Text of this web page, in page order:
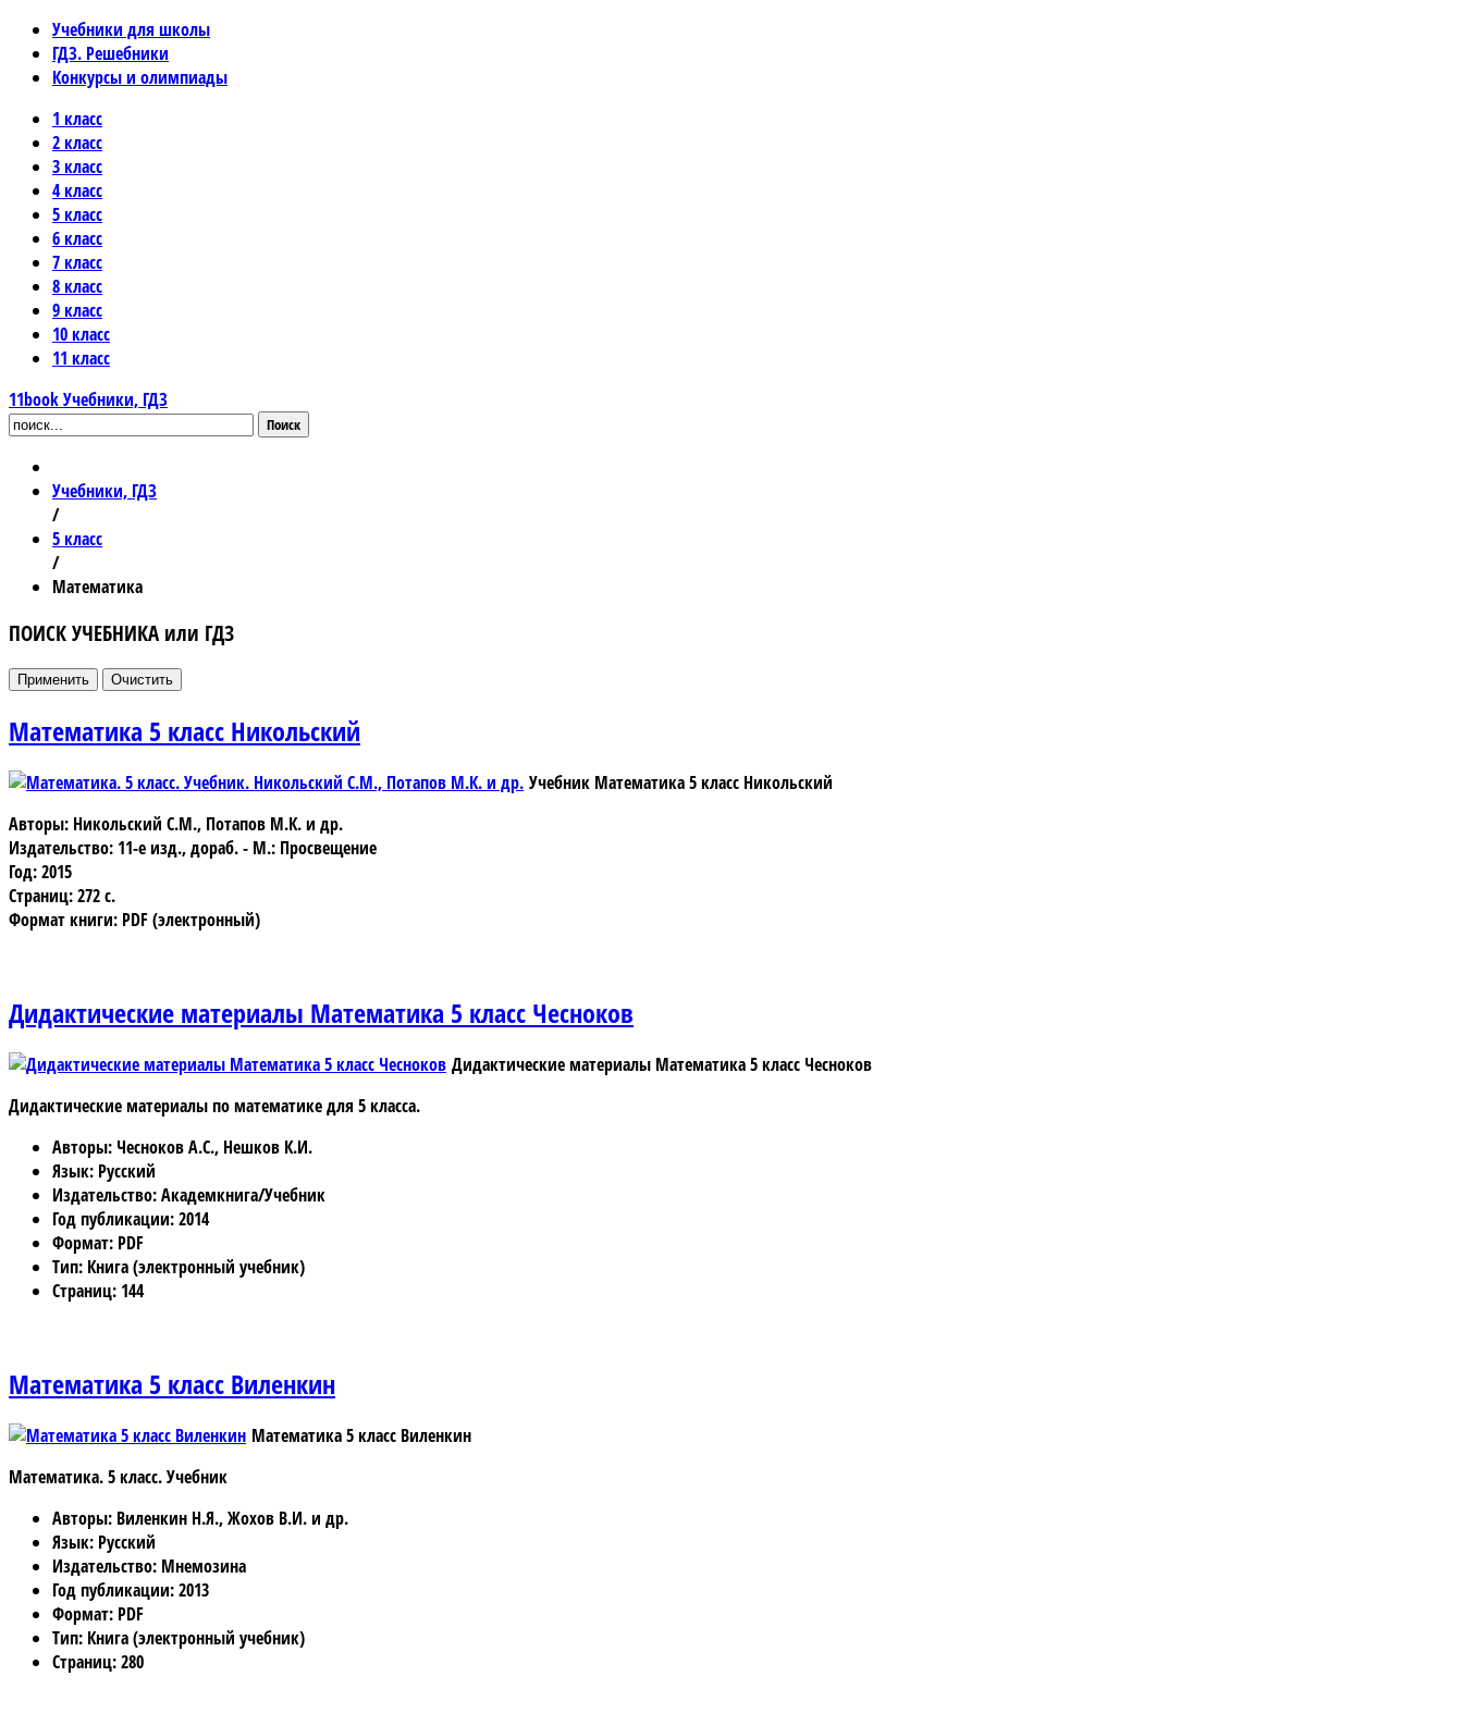
Учебники для школы
ГДЗ. Решебники
Конкурсы и олимпиады
1 класс
2 класс
3 класс
4 класс
5 класс
6 класс
7 класс
8 класс
9 класс
10 класс
11 класс
11bookУчебники, ГДЗ
Поиск
Учебники, ГДЗ
/
5 класс
/
Математика
ПОИСК УЧЕБНИКА или ГДЗ
Математика 5 класс Никольский
Учебник Математика 5 класс Никольский
Авторы: Никольский С.М., Потапов М.К. и др.
Издательство: 11-е изд., дораб. - М.: Просвещение
Год: 2015
Страниц: 272 с.
Формат книги: PDF (электронный)
Дидактические материалы Математика 5 класс Чесноков
Дидактические материалы Математика 5 класс Чесноков
Дидактические материалы по математике для 5 класса.
Авторы: Чесноков А.С., Нешков К.И.
Язык: Русский
Издательство: Академкнига/Учебник
Год публикации: 2014
Формат: PDF
Тип: Книга (электронный учебник)
Страниц: 144
Математика 5 класс Виленкин
Математика 5 класс Виленкин
Математика. 5 класс. Учебник
Авторы: Виленкин Н.Я., Жохов В.И. и др.
Язык: Русский
Издательство: Мнемозина
Год публикации: 2013
Формат: PDF
Тип: Книга (электронный учебник)
Страниц: 280